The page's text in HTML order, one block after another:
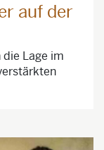
auf der
Lage im